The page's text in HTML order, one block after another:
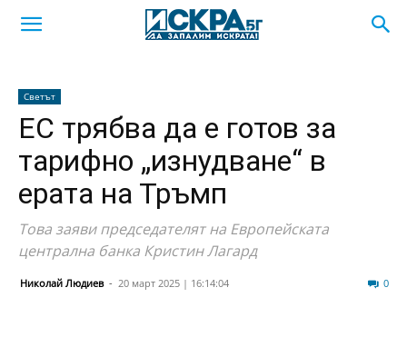
Светът
ЕС трябва да е готов за
тарифно „изнудване“ в
ерата на Тръмп
Това заяви председателят на Европейската
централна банка Кристин Лагард
Николай Людиев - 20 март 2025 | 16:14:04 0